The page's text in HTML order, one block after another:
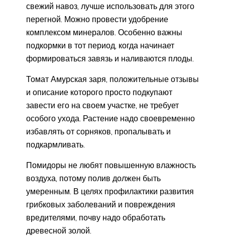
свежий навоз, лучше использовать для этого
перегной. Можно провести удобрение
комплексом минералов. Особенно важны
подкормки в тот период, когда начинает
формироваться завязь и наливаются плоды.
Томат Амурская заря, положительные отзывы
и описание которого просто подкупают
завести его на своем участке, не требует
особого ухода. Растение надо своевременно
избавлять от сорняков, пропалывать и
подкармливать.
Помидоры не любят повышенную влажность
воздуха, потому полив должен быть
умеренным. В целях профилактики развития
грибковых заболеваний и повреждения
вредителями, почву надо обработать
древесной золой.